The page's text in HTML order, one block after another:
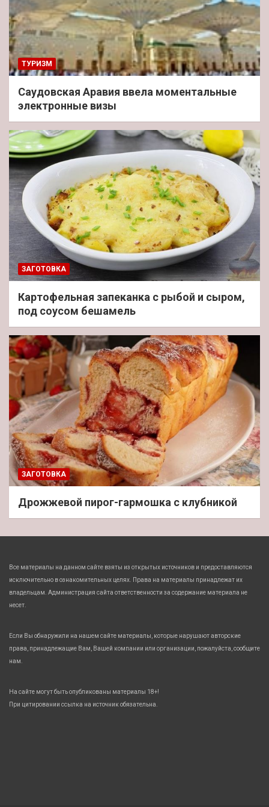
ТУРИЗМ
Саудовская Аравия ввела моментальные
электронные визы
ЗАГОТОВКА
Картофельная запеканка с рыбой и сыром,
под соусом бешамель
ЗАГОТОВКА
Дрожжевой пирог-гармошка с клубникой
Все материалы на данном сайте взяты из открытых источников и предоставляются
исключительно в ознакомительных целях. Права на материалы принадлежат их
владельцам. Администрация сайта ответственности за содержание материала не
несет.
Если Вы обнаружили на нашем сайте материалы, которые нарушают авторские
права, принадлежащие Вам, Вашей компании или организации, пожалуйста, сообщите
нам.
На сайте могут быть опубликованы материалы 18+!
При цитировании ссылка на источник обязательна.